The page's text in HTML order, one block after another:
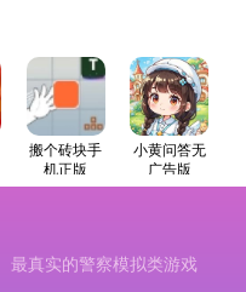
搬个砖块手
机正版
小黄问答无
广告版
最真实的警察模拟类游戏